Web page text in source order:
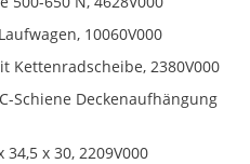
10060V000
Kettenradscheibe, 2380V000
Schiene Deckenaufhängung
x 30, 2209V000